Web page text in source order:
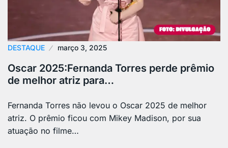
DESTAQUE março 3, 2025
Oscar 2025:Fernanda Torres perde prêmio
de melhor atriz para…
Fernanda Torres não levou o Oscar 2025 de melhor
atriz. O prêmio ficou com Mikey Madison, por sua
atuação no filme…